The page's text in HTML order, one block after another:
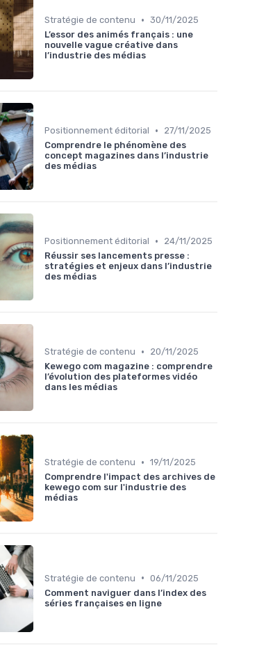
Stratégie de contenu • 30/11/2025
L’essor des animés français : une
nouvelle vague créative dans
l’industrie des médias
Positionnement éditorial •
27/11/2025
Comprendre le phénomène des
concept magazines dans l’industrie
des médias
Positionnement éditorial •
24/11/2025
Réussir ses lancements presse :
stratégies et enjeux dans l’industrie
des médias
Stratégie de contenu •
20/11/2025
Kewego com magazine : comprendre
l’évolution des plateformes vidéo
dans les médias
Stratégie de contenu • 19/11/2025
Comprendre l'impact des archives de
kewego com sur l'industrie des
médias
Stratégie de contenu • 06/11/2025
Comment naviguer dans l’index des
séries françaises en ligne